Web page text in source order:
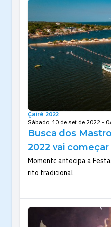
Çairé 2022
Sábado, 10 de set de 2022 -
Busca dos
2022 vai começar
Momento antecipa a
rito tradicional